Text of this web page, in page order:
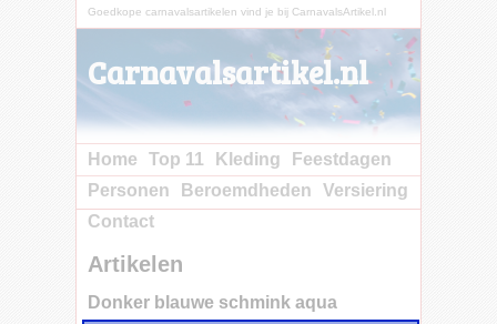
Goedkope carnavalsartikelen vind je bij CarnavalsArtikel.nl
Carnavalsartikel.nl
Home Top 11 Kleding
Feestdagen
Personen
Beroemdheden
Versiering
Contact
Artikelen
Donker blauwe schmink aqua